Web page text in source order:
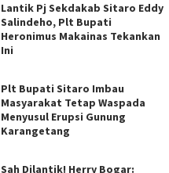
Lantik Pj Sekdakab Sitaro Eddy
Salindeho, Plt Bupati
Heronimus Makainas Tekankan
Ini
Plt Bupati Sitaro Imbau
Masyarakat Tetap Waspada
Menyusul Erupsi Gunung
Karangetang
Sah Dilantik! Herry Bogar: